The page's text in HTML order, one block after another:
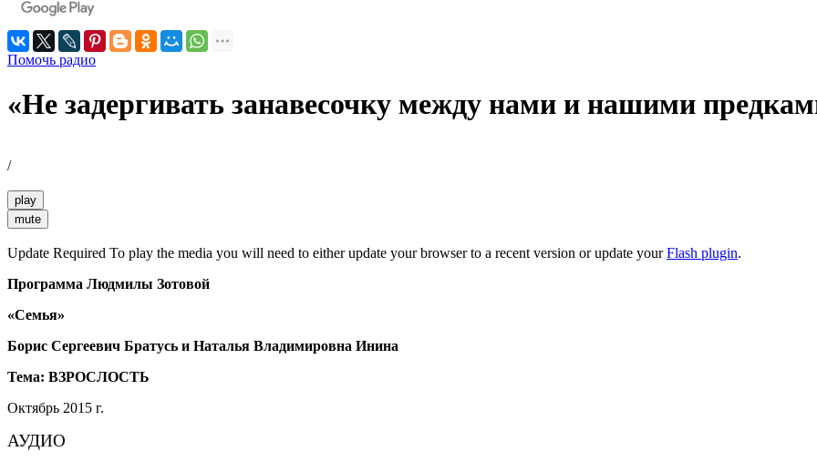
Помочь радио
«Не задергивать занавесочку между нами и нашими
/
play
mute
Update Required To play the media you will need to either update your browser to a recent version or update yourFlash plugin.
Программа Людмилы Зотовой
«Семья»
Борис Сергеевич Братусь и Наталья Владимировна Инина
Тема: ВЗРОСЛОСТЬ
Октябрь 2015 г.
АУДИО